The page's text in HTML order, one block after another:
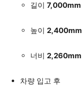
길이 7,000mm
높이 2,400mm
너비 2,260mm
차량 입고 후